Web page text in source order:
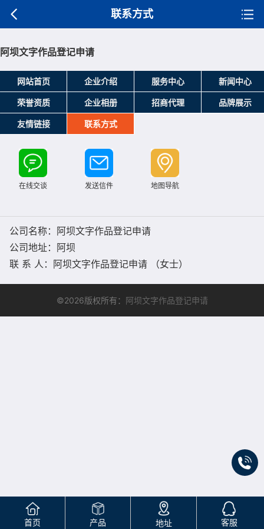
联系方式
阿坝文字作品登记申请
网站首页 企业介绍 服务中心 新闻中心
荣誉资质 企业相册 招商代理 品牌展示
友情链接 联系方式
在线交谈 发送信件 地图导航
公司名称：阿坝文字作品登记申请
公司地址：阿坝
联 系 人：阿坝文字作品登记申请 （女士）
©2026版权所有： 阿坝文字作品登记申请
首页 产品 地址 客服